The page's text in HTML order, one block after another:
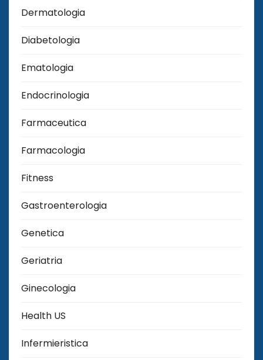
Dermatologia
Diabetologia
Ematologia
Endocrinologia
Farmaceutica
Farmacologia
Fitness
Gastroenterologia
Genetica
Geriatria
Ginecologia
Health US
Infermieristica